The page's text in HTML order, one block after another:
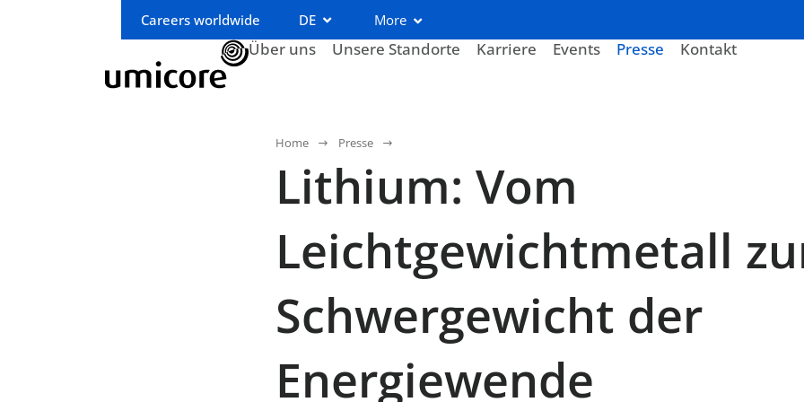
Careers worldwide DE More
Über uns Unsere Standorte Karriere Events Presse Kontakt
Home Presse
Lithium: Vom
Leichtgewichtmetall
Schwergewicht der
Energiewende